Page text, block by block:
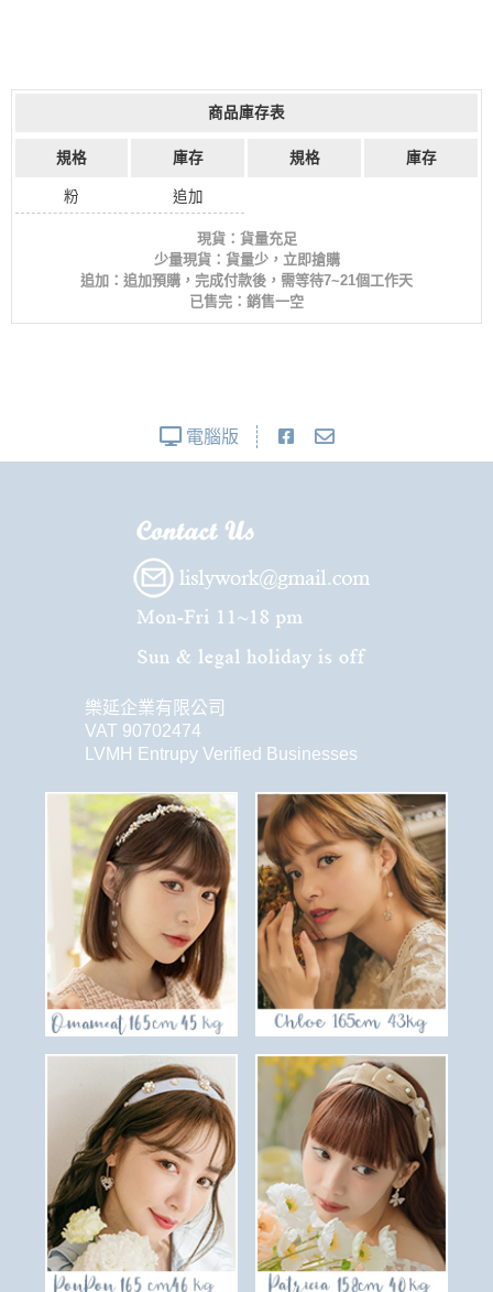
商品庫存表
規格 庫存 規格 庫存
粉 追加
現貨：貨量充足
少量現貨：貨量少，立即搶購
追加：追加預購，完成付款後，需等待7~21個工作天
已售完：銷售一空
電腦版
樂延企業有限公司
VAT 90702474
LVMH Entrupy Verified Businesses